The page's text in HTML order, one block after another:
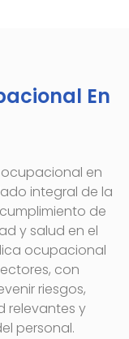
En
en
integral de la
de
y salud en el
ocupacional
con
riesgos,
relevantes y
personal.